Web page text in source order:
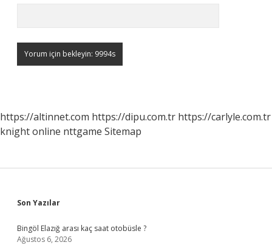
https://altinnet.com https://dipu.com.tr https://carlyle.com.tr
knight online nttgame Sitemap
Sidebar
Son Yazılar
Bingöl Elazığ arası kaç saat otobüsle ?
Ağustos 6, 2026